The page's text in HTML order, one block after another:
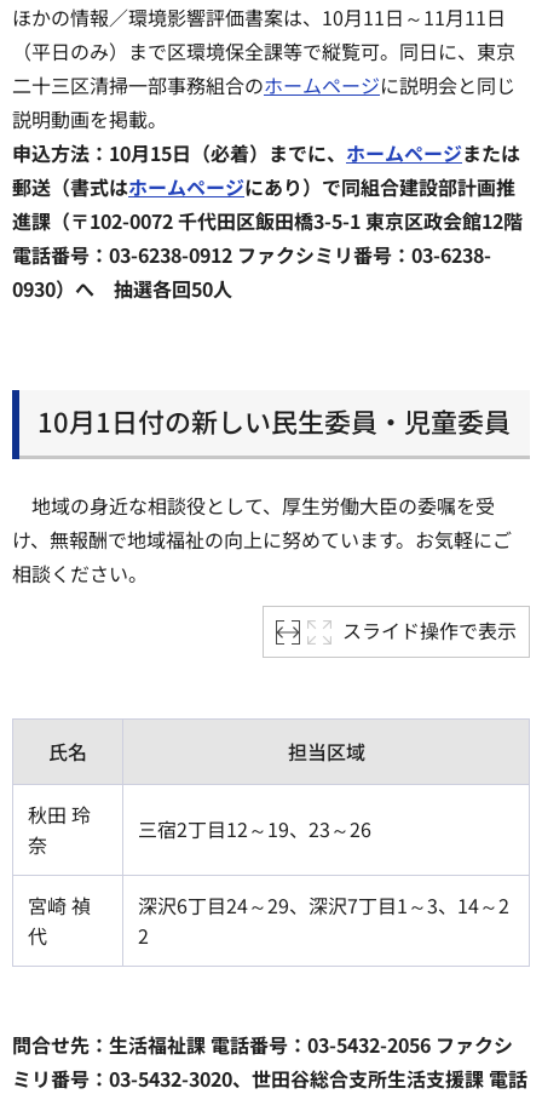
ほかの情報／環境影響評価書案は、10月11日～11月11日
（平日のみ）まで区環境保全課等で縦覧可。同日に、東京
二十三区清掃一部事務組合のホームページに説明会と同じ
説明動画を掲載。
申込方法：10月15日（必着）までに、 ホームページまたは
郵送（書式はホームページにあり）で同組合建設部計画推
進課（〒102-0072 千代田区飯田橋3-5-1 東京区政会館12階
電話番号：03-6238-0912 ファクシミリ番号：03-6238-
0930）へ 抽選各回50人
10月1日付の新しい民生委員・児童委員
地域の身近な相談役として、厚生労働大臣の委嘱を受
け、無報酬で地域福祉の向上に努めています。お気軽にご
相談ください。
スライド操作で表示
氏名 担当区域
秋田 玲
奈
三宿2丁目12～19、23～26
宮崎 禎
代
深沢6丁目24～29、深沢7丁目1～3、14～2
2
問合せ先：生活福祉課 電話番号：03-5432-2056 ファクシ
ミリ番号：03-5432-3020、世田谷総合支所生活支援課 電話